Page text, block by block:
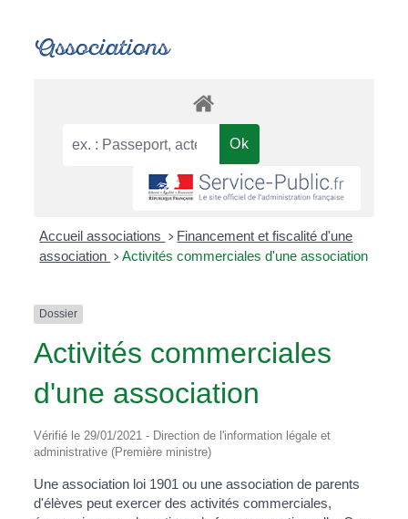
Associations
Accueil associations > Financement et fiscalité d'une
association > Activités commerciales d'une association
Dossier
Activités commerciales
d'une association
Vérifié le 29/01/2021 - Direction de l'information légale et
administrative (Première ministre)
Une association loi 1901 ou une association de parents
d'élèves peut exercer des activités commerciales,